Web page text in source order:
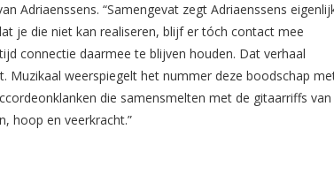
Adriaenssens. “Samengevat zegt Adriaenssens
je die niet kan realiseren, blijf er tóch contact mee
connectie daarmee te blijven houden. Dat verhaal
Muzikaal weerspiegelt het nummer deze boodschap
die samensmelten met de gitaarriffs van
hoop en veerkracht.”